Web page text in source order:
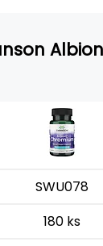
SWU078
180 ks